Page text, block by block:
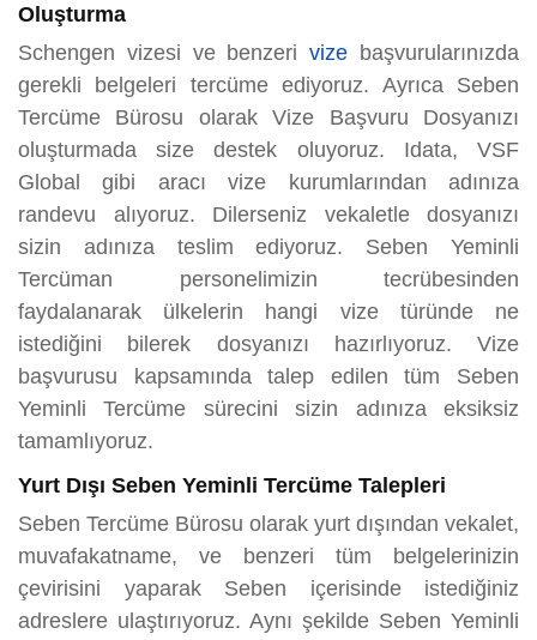
Oluşturma
Schengen vizesi ve benzerivize başvurularınızda
gerekli belgeleri tercüme ediyoruz. Ayrıca Seben
Tercüme Bürosu olarak Vize Başvuru Dosyanızı
oluşturmada size destek oluyoruz. Idata, VSF
Global gibi aracı vize kurumlarından adınıza
randevu alıyoruz. Dilerseniz vekaletle dosyanızı
sizin adınıza teslim ediyoruz. Seben Yeminli
Tercüman personelimizin tecrübesinden
faydalanarak ülkelerin hangi vize türünde ne
istediğini bilerek dosyanızı hazırlıyoruz. Vize
başvurusu kapsamında talep edilen tüm Seben
Yeminli Tercüme sürecini sizin adınıza eksiksiz
tamamlıyoruz.
Yurt Dışı Seben Yeminli Tercüme Talepleri
Seben Tercüme Bürosu olarak yurt dışından vekalet,
muvafakatname, ve benzeri tüm belgelerinizin
çevirisini yaparak Seben içerisinde istediğiniz
adreslere ulaştırıyoruz. Aynı şekilde Seben Yeminli